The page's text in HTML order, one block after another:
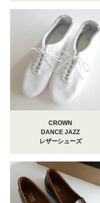
CROWN
DANCE JAZZ
レザーシューズ